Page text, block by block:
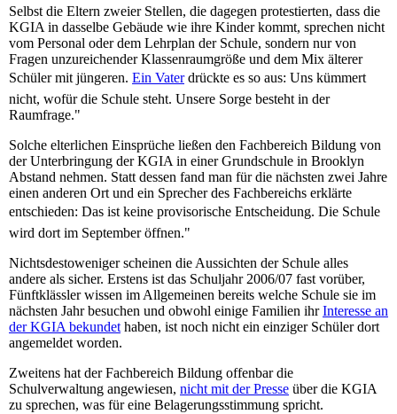
Selbst die Eltern zweier Stellen, die dagegen protestierten, dass die
KGIA in dasselbe Gebäude wie ihre Kinder kommt, sprechen nicht
vom Personal oder dem Lehrplan der Schule, sondern nur von
Fragen unzureichender Klassenraumgröße und dem Mix älterer
Schüler mit jüngeren. Ein Vaterdrückte es so aus: Uns kümmert
nicht, wofür die Schule steht. Unsere Sorge besteht in der
Raumfrage."
Solche elterlichen Einsprüche ließen den Fachbereich Bildung von
der Unterbringung der KGIA in einer Grundschule in Brooklyn
Abstand nehmen. Statt dessen fand man für die nächsten zwei Jahre
einen anderen Ort und ein Sprecher des Fachbereichs erklärte
entschieden: Das ist keine provisorische Entscheidung. Die Schule
wird dort im September öffnen."
Nichtsdestoweniger scheinen die Aussichten der Schule alles
andere als sicher. Erstens ist das Schuljahr 2006/07 fast vorüber,
Fünftklässler wissen im Allgemeinen bereits welche Schule sie im
nächsten Jahr besuchen und obwohl einige Familien ihrInteresse an
der KGIA bekundet haben, ist noch nicht ein einziger Schüler dort
angemeldet worden.
Zweitens hat der Fachbereich Bildung offenbar die
Schulverwaltung angewiesen, nicht mit der Presse über die KGIA
zu sprechen, was für eine Belagerungsstimmung spricht.